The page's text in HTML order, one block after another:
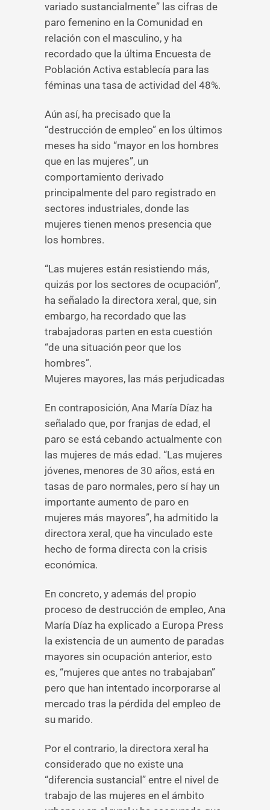
variado sustancialmente” las cifras de
paro femenino en la Comunidad en
relación con el masculino, y ha
recordado que la última Encuesta de
Población Activa establecía para las
féminas una tasa de actividad del 48%.
Aún así, ha precisado que la
“destrucción de empleo” en los últimos
meses ha sido “mayor en los hombres
que en las mujeres”, un
comportamiento derivado
principalmente del paro registrado en
sectores industriales, donde las
mujeres tienen menos presencia que
los hombres.
“Las mujeres están resistiendo más,
quizás por los sectores de ocupación”,
ha señalado la directora xeral, que, sin
embargo, ha recordado que las
trabajadoras parten en esta cuestión
“de una situación peor que los
hombres”.
Mujeres mayores, las más perjudicadas
En contraposición, Ana María Díaz ha
señalado que, por franjas de edad, el
paro se está cebando actualmente con
las mujeres de más edad. “Las mujeres
jóvenes, menores de 30 años, está en
tasas de paro normales, pero sí hay un
importante aumento de paro en
mujeres más mayores”, ha admitido la
directora xeral, que ha vinculado este
hecho de forma directa con la crisis
económica.
En concreto, y además del propio
proceso de destrucción de empleo, Ana
María Díaz ha explicado a Europa Press
la existencia de un aumento de paradas
mayores sin ocupación anterior, esto
es, “mujeres que antes no trabajaban”
pero que han intentado incorporarse al
mercado tras la pérdida del empleo de
su marido.
Por el contrario, la directora xeral ha
considerado que no existe una
“diferencia sustancial” entre el nivel de
trabajo de las mujeres en el ámbito